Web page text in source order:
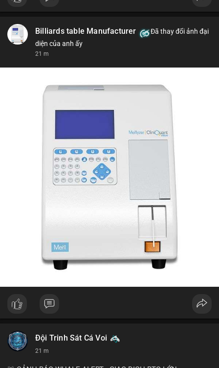
Billiards table Manufacturer
Đã thay đổi ảnh đại
diện của anh ấy
21 m
Đội Trinh Sát Cá Voi
21 m